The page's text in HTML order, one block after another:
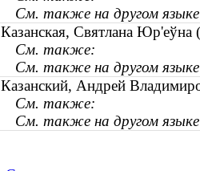
См. также на другом
Казанская, Святлана Юр'еўна
См. также:
См. также на другом
Казанский, Андрей
См. также:
См. также на другом